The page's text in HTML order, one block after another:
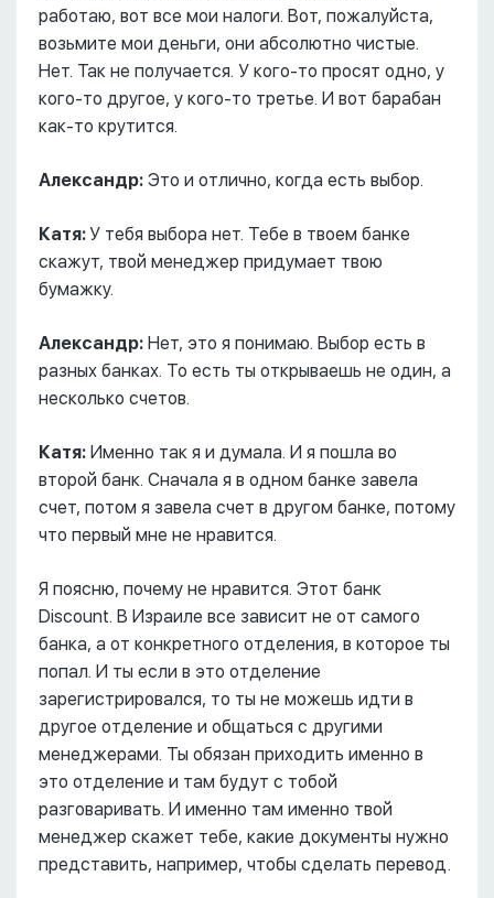
работаю, вот все мои налоги. Вот, пожалуйста,
возьмите мои деньги, они абсолютно чистые.
Нет. Так не получается. У кого-то просят одно, у
кого-то другое, у кого-то третье. И вот барабан
как-то крутится.
Александр: Это и отлично, когда есть выбор.
Катя:У тебя выбора нет. Тебе в твоем банке
скажут, твой менеджер придумает твою
бумажку.
Александр: Нет, это я понимаю. Выбор есть в
разных банках. То есть ты открываешь не один, а
несколько счетов.
Катя: Именно так я и думала. И я пошла во
второй банк. Сначала я в одном банке завела
счет, потом я завела счет в другом банке, потому
что первый мне не нравится.
Я поясню, почему не нравится. Этот банк
Discount. В Израиле все зависит не от самого
банка, а от конкретного отделения, в которое ты
попал. И ты если в это отделение
зарегистрировался, то ты не можешь идти в
другое отделение и общаться с другими
менеджерами. Ты обязан приходить именно в
это отделение и там будут с тобой
разговаривать. И именно там именно твой
менеджер скажет тебе, какие документы нужно
представить, например, чтобы сделать перевод.